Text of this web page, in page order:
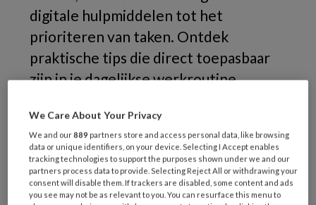
digitale hulpmiddelen tot het
prioriteren van taken. Ontdek
praktische tips die direct toepasbaar
zijn in je dagelijkse werkroutine.
We Care About Your Privacy
We and our889 partners store and access personal data, like browsing
data or unique identifiers, on your device. Selecting I Accept enables
tracking technologies to support the purposes shown under we and our
partners process data to provide. Selecting Reject All or withdrawing your
consent will disable them. If trackers are disabled, some content and ads
you see may not be as relevant to you. You can resurface this menu to